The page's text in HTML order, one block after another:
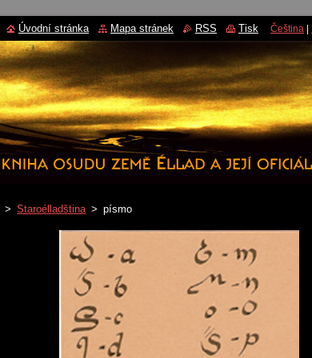
> Staroélladština > písmo
Úvodní stránka Mapa stránek RSS Tisk Čeština